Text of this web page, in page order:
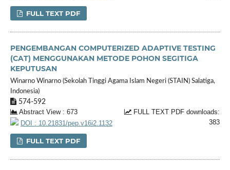
FULL TEXT PDF
PENGEMBANGAN COMPUTERIZED ADAPTIVE TESTING
(CAT) MENGGUNAKAN METODE POHON SEGITIGA
KEPUTUSAN
Winarno Winarno (Sekolah Tinggi Agama Islam Negeri (STAIN) Salatiga,
Indonesia)
574-592
Abstract View : 673
FULL TEXT PDF downloads:
383
DOI : 10.21831/pep.v16i2.1132
FULL TEXT PDF